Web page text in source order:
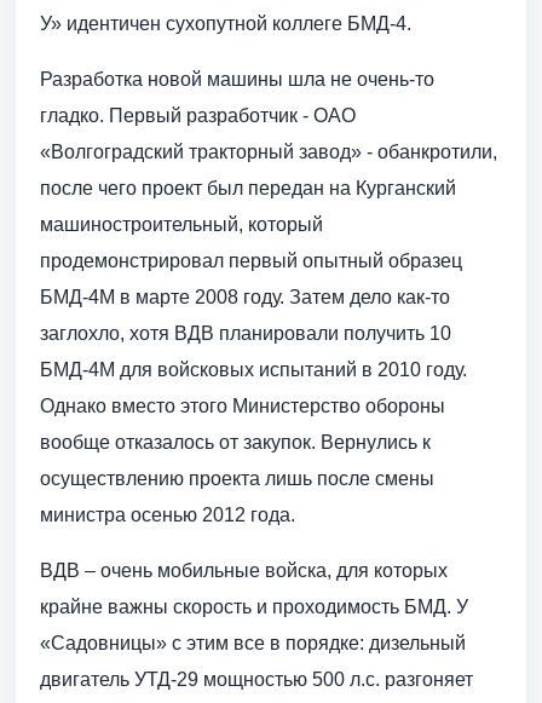
У» идентичен сухопутной коллеге БМД-4.
Разработка новой машины шла не очень-то
гладко. Первый разработчик - ОАО
«Волгоградский тракторный завод» - обанкротили,
после чего проект был передан на Курганский
машиностроительный, который
продемонстрировал первый опытный образец
БМД-4М в марте 2008 году. Затем дело как-то
заглохло, хотя ВДВ планировали получить 10
БМД-4М для войсковых испытаний в 2010 году.
Однако вместо этого Министерство обороны
вообще отказалось от закупок. Вернулись к
осуществлению проекта лишь после смены
министра осенью 2012 года.
ВДВ – очень мобильные войска, для которых
крайне важны скорость и проходимость БМД. У
«Садовницы» с этим все в порядке: дизельный
двигатель УТД-29 мощностью 500 л.с. разгоняет